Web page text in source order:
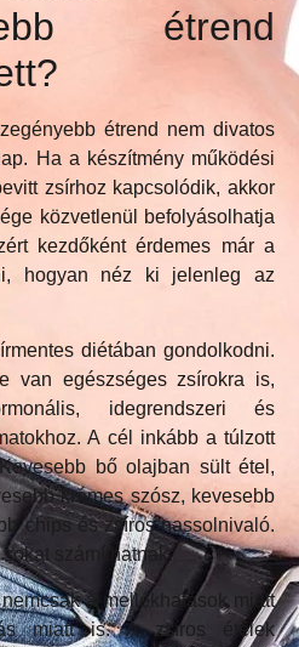
étrend
étrend nem divatos
Ha a készítmény működési
zsírhoz kapcsolódik, akkor
közvetlenül befolyásolhatja
kezdőként érdemes már a
hogyan néz ki jelenleg az
diétában gondolkodni.
van egészséges zsírokra is,
idegrendszeri és
A cél inkább a túlzott
bő olajban sült étel,
krémes szósz, kevesebb
chips és zsíros nassolnivaló.
számíthatnak.
a mellékhatások miatt
miatt is. A zsíros ételek